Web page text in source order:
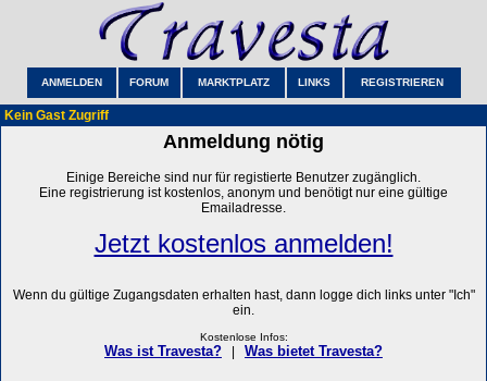
ANMELDEN FORUM MARKTPLATZ LINKS REGISTRIEREN
Kein Gast Zugriff
Anmeldung nötig
Einige Bereiche sind nur für registierte Benutzer zugänglich.
Eine registrierung ist kostenlos, anonym und benötigt nur eine gültige
Emailadresse.
Jetzt kostenlos anmelden!
Wenn du gültige Zugangsdaten erhalten hast, dann logge dich links unter "Ich"
ein.
Kostenlose Infos:
Was ist Travesta? Was bietet Travesta?